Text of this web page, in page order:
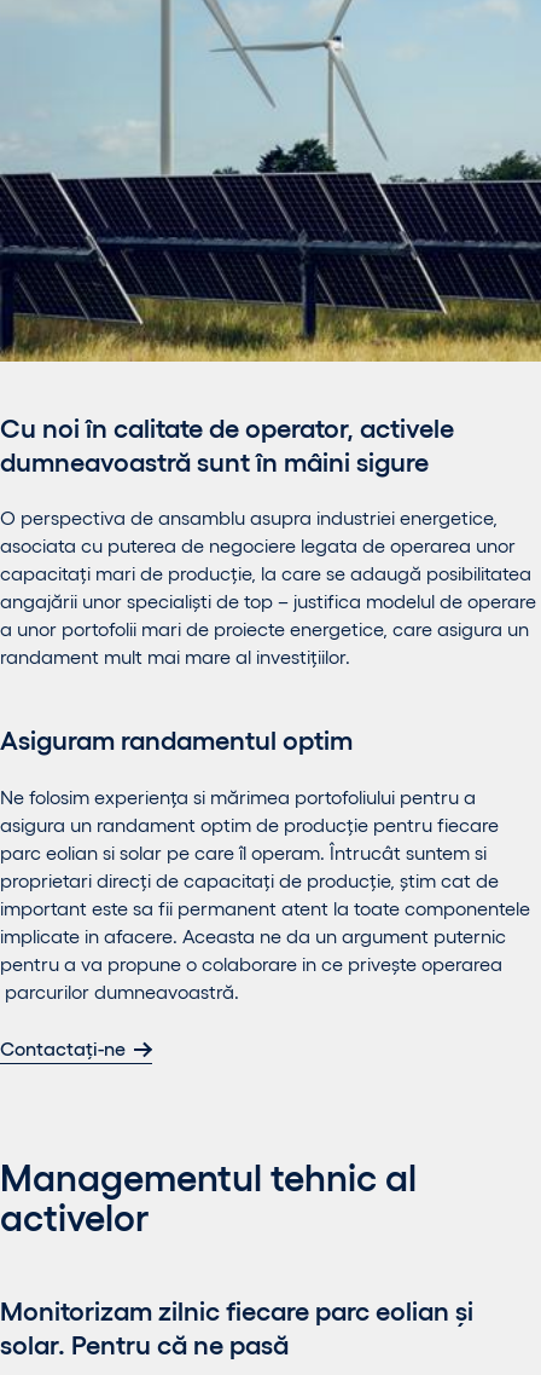
Cu noi în calitate de operator, activele
dumneavoastră sunt în mâini sigure
O perspectiva de ansamblu asupra industriei energetice,
asociata cu puterea de negociere legata de operarea unor
capacitați mari de producție, la care se adaugă posibilitatea
angajării unor specialiști de top – justifica modelul de operare
a unor portofolii mari de proiecte energetice, care asigura un
randament mult mai mare al investițiilor.
Asiguram randamentul optim
Ne folosim experiența si mărimea portofoliului pentru a
asigura un randament optim de producție pentru fiecare
parc eolian si solar pe care îl operam. Întrucât suntem si
proprietari direcți de capacitați de producție, știm cat de
important este sa fii permanent atent la toate componentele
implicate in afacere. Aceasta ne da un argument puternic
pentru a va propune o colaborare in ce privește operarea
parcurilor dumneavoastră.
Contactați-ne
Managementul tehnic al
activelor
Monitorizam zilnic fiecare parc eolian și
solar. Pentru că ne pasă